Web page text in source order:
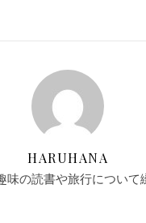
HARUHANA
の読書や旅行について